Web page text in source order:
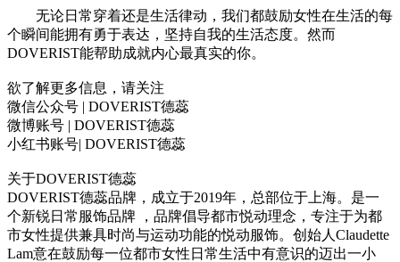
无论日常穿着还是生活律动，我们都鼓励女性在生活的每
个瞬间能拥有勇于表达，坚持自我的生活态度。然而
DOVERIST能帮助成就内心最真实的你。
欲了解更多信息，请关注
微信公众号 | DOVERIST德蕊
微博账号 | DOVERIST德蕊
小红书账号| DOVERIST德蕊
关于DOVERIST德蕊
DOVERIST德蕊品牌，成立于2019年，总部位于上海。是一
个新锐日常服饰品牌 ，品牌倡导都市悦动理念，专注于为都
市女性提供兼具时尚与运动功能的悦动服饰。创始人Claudette
Lam意在鼓励每一位都市女性日常生活中有意识的迈出一小